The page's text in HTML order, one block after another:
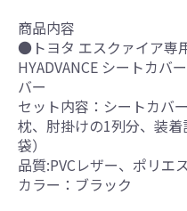
商品内容
●トヨタ エスクァイア専
HYADVANCE シートカバ
バー
セット内容：シートカバ
枕、肘掛けの1列分、装
袋）
品質:PVCレザー、ポリ
カラー：ブラック